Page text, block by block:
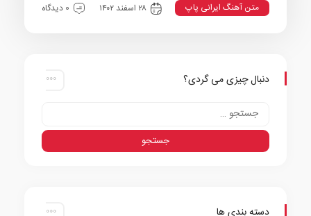
متن آهنگ ایرانی پاپ ۲۸ اسفند ۱۴۰۲ 0 دیدگاه
دنبال چیزی می گردی؟